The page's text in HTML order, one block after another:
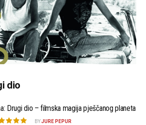
dio
Drugi dio – filmska magija pješčanog planeta
BYJURE PEPUR